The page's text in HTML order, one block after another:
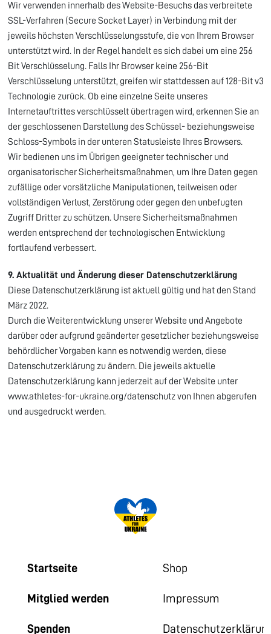
Wir verwenden innerhalb des Website-Besuchs das verbreitete
SSL-Verfahren (Secure Socket Layer) in Verbindung mit der
jeweils höchsten Verschlüsselungsstufe, die von Ihrem Browser
unterstützt wird. In der Regel handelt es sich dabei um eine 256
Bit Verschlüsselung. Falls Ihr Browser keine 256-Bit
Verschlüsselung unterstützt, greifen wir stattdessen auf 128-Bit v3
Technologie zurück. Ob eine einzelne Seite unseres
Internetauftrittes verschlüsselt übertragen wird, erkennen Sie an
der geschlossenen Darstellung des Schüssel- beziehungsweise
Schloss-Symbols in der unteren Statusleiste Ihres Browsers.
Wir bedienen uns im Übrigen geeigneter technischer und
organisatorischer Sicherheitsmaßnahmen, um Ihre Daten gegen
zufällige oder vorsätzliche Manipulationen, teilweisen oder
vollständigen Verlust, Zerstörung oder gegen den unbefugten
Zugriff Dritter zu schützen. Unsere Sicherheitsmaßnahmen
werden entsprechend der technologischen Entwicklung
fortlaufend verbessert.
9. Aktualität und Änderung dieser Datenschutzerklärung
Diese Datenschutzerklärung ist aktuell gültig und hat den Stand
März 2022.
Durch die Weiterentwicklung unserer Website und Angebote
darüber oder aufgrund geänderter gesetzlicher beziehungsweise
behördlicher Vorgaben kann es notwendig werden, diese
Datenschutzerklärung zu ändern. Die jeweils aktuelle
Datenschutzerklärung kann jederzeit auf der Website unter
www.athletes-for-ukraine.org/datenschutz von Ihnen abgerufen
und ausgedruckt werden.
Startseite
Mitglied werden
Spenden
Shop
Impressum